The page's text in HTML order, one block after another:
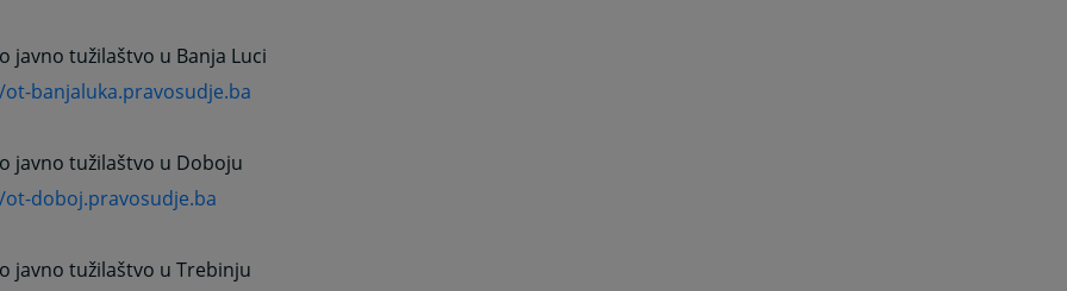
javno tužilaštvo u Banja Luci
banjaluka.pravosudje.ba
javno tužilaštvo u Doboju
doboj.pravosudje.ba
javno tužilaštvo u Trebinju